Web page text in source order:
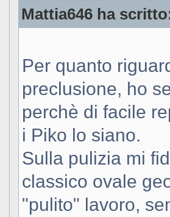
Mattia646 ha
Per quanto
preclusione, ho
perchè di facile
i Piko lo siano.
Sulla pulizia mi
classico ovale
"pulito" lavoro,